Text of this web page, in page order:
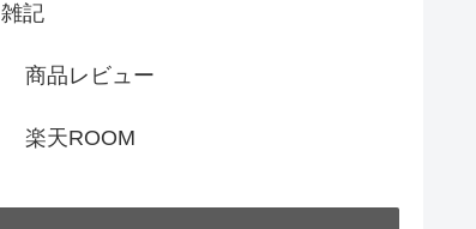
雑記
商品レビュー
楽天ROOM